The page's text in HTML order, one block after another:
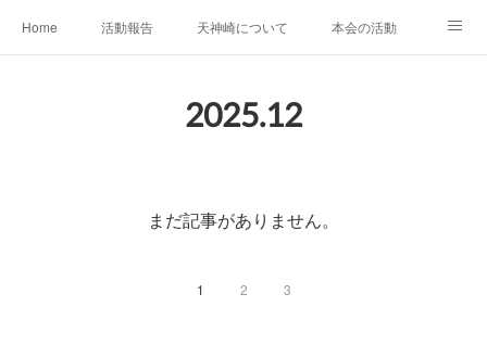
Home 活動報告 天神崎について 本会の活動
YouTube SNS
2025.12
まだ記事がありません。
1 2 3